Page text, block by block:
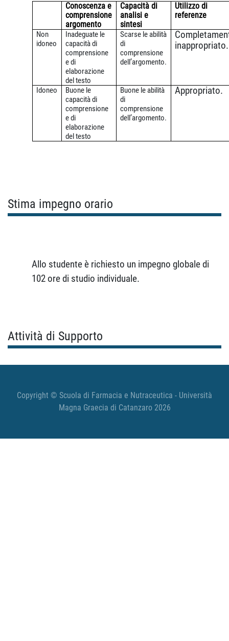
Conoscenza e
comprensione
argomento
Capacità di
analisi e
sintesi
Utilizzo di
referenze
Non
idoneo
Inadeguate le
capacità di
comprensione
e di
elaborazione
del testo
Scarse le abilità
di
comprensione
dell’argomento.
inappropriato.
Idoneo
Buone le
capacità di
comprensione
e di
elaborazione
del testo
Buone le abilità
di
comprensione
dell’argomento.
Appropriato.
Stima impegno orario
Allo studente è richiesto un impegno globale di
102 ore di studio individuale.
Attività di Supporto
Copyright © Scuola di Farmacia e Nutraceutica - Università
Magna Graecia di Catanzaro 2026